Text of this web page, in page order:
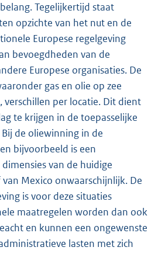
Tegelijkertijd staat
opzichte van het nut en de
Europese regelgeving
bevoegdheden van de
Europese organisaties. De
gas en olie op zee
per locatie. Dit dient
te krijgen in de toepasselijke
de oliewinning in de
bijvoorbeeld is een
van de huidige
Mexico onwaarschijnlijk. De
is voor deze situaties
maatregelen worden dan ook
en kunnen een ongewenste
lasten met zich